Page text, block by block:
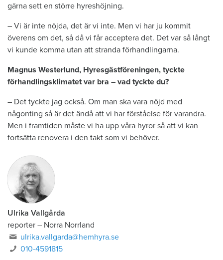
gärna sett en större hyreshöjning.
– Vi är inte nöjda, det är vi inte. Men vi har ju kommit
överens om det, så då vi får acceptera det. Det var så långt
vi kunde komma utan att stranda förhandlingarna.
Magnus Westerlund, Hyresgästföreningen, tyckte
förhandlingsklimatet var bra – vad tyckte du?
– Det tyckte jag också. Om man ska vara nöjd med
någonting så är det ändå att vi har förståelse för varandra.
Men i framtiden måste vi ha upp våra hyror så att vi kan
fortsätta renovera i den takt som vi behöver.
Ulrika Vallgårda
reporter – Norra Norrland
ulrika.vallgarda@hemhyra.se
010-4591815